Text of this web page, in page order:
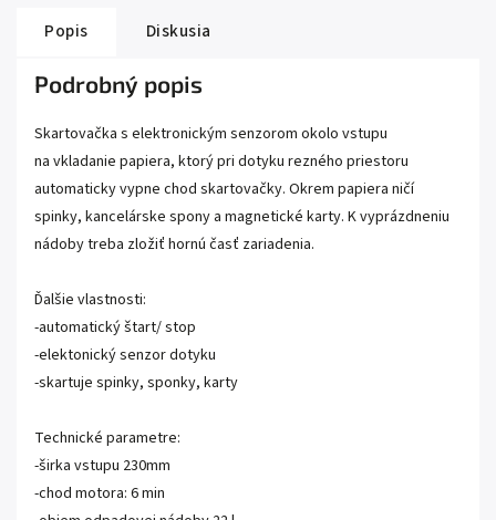
Popis Diskusia
Podrobný popis
Skartovačka s elektronickým senzorom okolo vstupu
na vkladanie papiera, ktorý pri dotyku rezného priestoru
automaticky vypne chod skartovačky. Okrem papiera ničí
spinky, kancelárske spony a magnetické karty. K vyprázdneniu
nádoby treba zložiť hornú časť zariadenia.
Ďalšie vlastnosti:
-automatický štart/ stop
-elektonický senzor dotyku
-skartuje spinky, sponky, karty
Technické parametre:
-širka vstupu 230mm
-chod motora: 6 min